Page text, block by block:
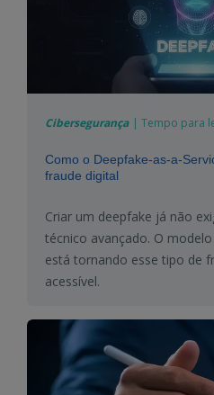
Cibersegurança | Tempo para
Como o Deepfake-as-a-
fraude digital
Criar um deepfake já não
técnico avançado. O
está tornando esse tipo de
acessível.